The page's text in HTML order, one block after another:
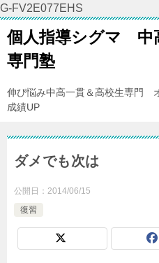
G-FV2E077EHS
個人指導シグマ 中
専門塾
伸び悩み中高一貫＆高校生専門
成績UP
ダメでも次は
公開日： 2014/06/15
復習